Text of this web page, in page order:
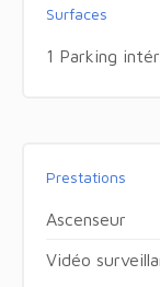
Surfaces
1 Parking
Prestations
Ascenseur
Vidéo